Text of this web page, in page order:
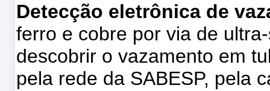
Detecção eletrônica de
ferro e cobre por via de
descobrir o vazamento em
pela rede da SABESP, pela